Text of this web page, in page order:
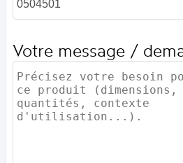
Votre message /